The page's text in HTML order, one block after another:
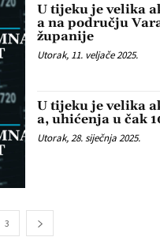
U tijeku je velika
a na području
županije
Utorak, 11. veljače 2025.
U tijeku je velika
a, uhićenja u čak
Utorak, 28. siječnja 2025.
3